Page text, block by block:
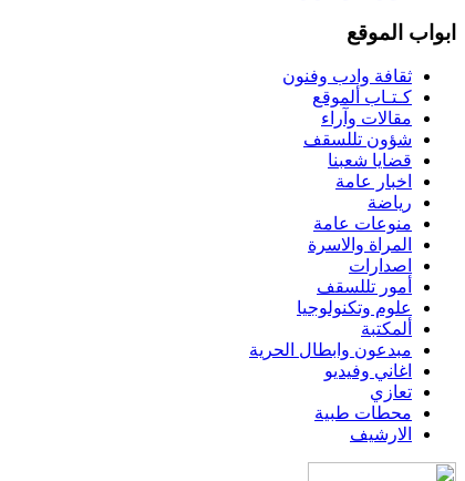
ابواب الموقع
ثقافة وادب وفنون
كـتـاب ألموقع
مقالات وآراء
شؤون تللسقف
قضايا شعبنا
اخبار عامة
رياضة
منوعات عامة
المراة والاسرة
اصدارات
أمور تللسقف
علوم وتكنولوجيا
ألمكتبة
مبدعون وابطال الحرية
اغاني وفيديو
تعازي
محطات طبية
الارشيف